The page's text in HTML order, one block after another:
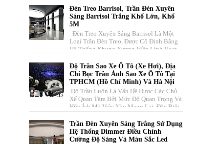
Đèn Treo Barrisol, Trần Đèn Xuyên
Sáng Barrisol Trắng Khổ Lớn, Khổ
5M
Đèn Treo Xuyên Sáng Barrisol Là Một
Loại Trần Đèn Treo, Được Cố Định Bằng
Hệ Thống Khung Xương Viền Linh Hoạt
Độ Trần Sao Xe Ô Tô (xe Hơi), Địa
Chỉ Bọc Trần Ánh Sao Xe Ô Tô Tại
TPHCM (Hồ Chí Minh) Và Hà Nội
Độ Trần Luôn Là Vấn Đề Được Các Chủ
Xế Quan Tâm Bởi Mức Độ Quan Trọng Và
Hữu Ích Mà Việc Này Mang Lại. Đặc Biệt,
Trần Đèn Xuyên Sáng Trắng Sử Dụng
Hệ Thống Dimmer Điều Chỉnh
Cường Độ Sáng Và Màu Sắc Led